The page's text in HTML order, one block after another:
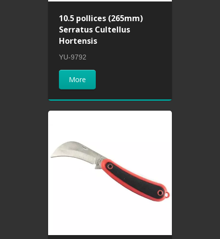
10.5 pollices (265mm)
Serratus Cultellus
Hortensis
YU-9792
More